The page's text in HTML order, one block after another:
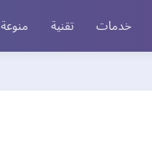
خدمات تقنية منوعة